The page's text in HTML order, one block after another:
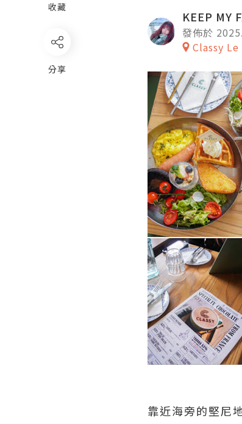
收藏
分享
KEEP MY
發佈於
Classy Le
靠近海旁的堅尼